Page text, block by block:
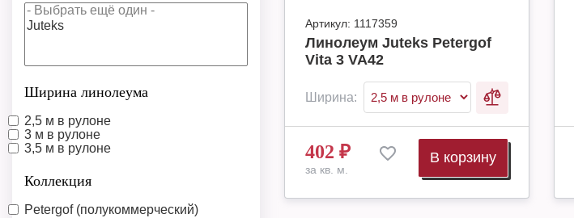
Ширина линолеума
2,5 м в рулоне
3 м в рулоне
3,5 м в рулоне
Коллекция
Petergof (полукоммерческий)
Артикул: 1117359
Линолеум Juteks Petergof
Vita 3 VA42
Ширина:
402 ₽
за кв. м.
В корзину